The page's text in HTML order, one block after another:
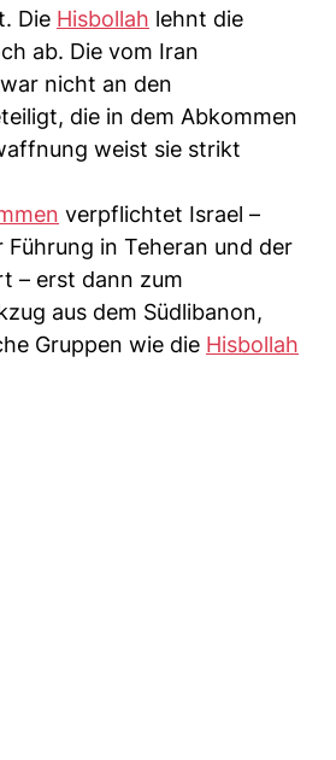
Die Hisbollah lehnt die
ab. Die vom Iran
nicht an den
die in dem Abkommen
weist sie strikt
verpflichtet Israel –
Führung in Teheran und der
– erst dann zum
aus dem Südlibanon,
Gruppen wie die Hisbollah